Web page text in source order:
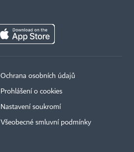
Ochrana osobních údajů
Prohlášení o cookies
Nastavení soukromí
Všeobecné smluvní podmínky